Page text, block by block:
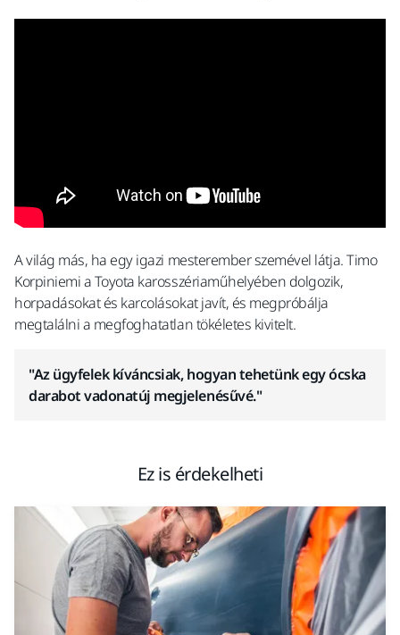
A világ más, ha egy igazi mesterember szemével látja. Timo
Korpiniemi a Toyota karosszériaműhelyében dolgozik,
horpadásokat és karcolásokat javít, és megpróbálja
megtalálni a megfoghatatlan tökéletes kivitelt.
"Az ügyfelek kíváncsiak, hogyan tehetünk egy ócska
darabot vadonatúj megjelenésűvé."
Ez is érdekelheti